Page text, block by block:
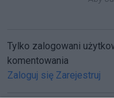
Tylko zalogowani
komentowania
Zaloguj się Zarejestruj